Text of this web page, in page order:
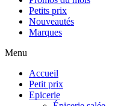
Petits prix
Nouveautés
Marques
Menu
Accueil
Petit prix
Epicerie